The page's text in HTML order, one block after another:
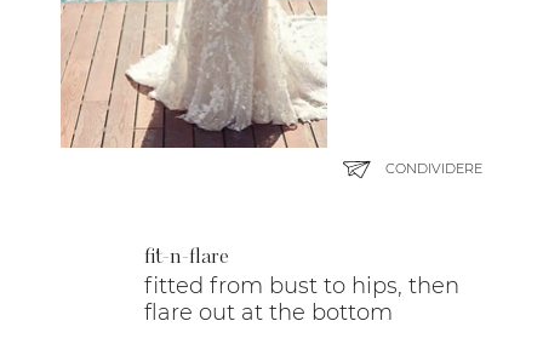
fit-n-flare
fitted from bust to hips, then
flare out at the bottom
CONDIVIDERE